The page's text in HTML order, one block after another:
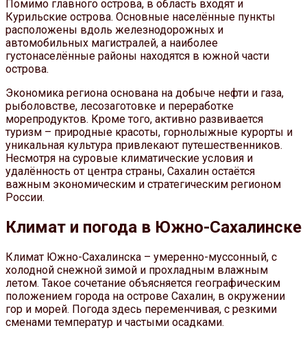
Помимо главного острова, в область входят и
Курильские острова. Основные населённые пункты
расположены вдоль железнодорожных и
автомобильных магистралей, а наиболее
густонаселённые районы находятся в южной части
острова.
Экономика региона основана на добыче нефти и газа,
рыболовстве, лесозаготовке и переработке
морепродуктов. Кроме того, активно развивается
туризм – природные красоты, горнолыжные курорты и
уникальная культура привлекают путешественников.
Несмотря на суровые климатические условия и
удалённость от центра страны, Сахалин остаётся
важным экономическим и стратегическим регионом
России.
Климат и погода в Южно-Сахалинске
Климат Южно-Сахалинска – умеренно-муссонный, с
холодной снежной зимой и прохладным влажным
летом. Такое сочетание объясняется географическим
положением города на острове Сахалин, в окружении
гор и морей. Погода здесь переменчивая, с резкими
сменами температур и частыми осадками.